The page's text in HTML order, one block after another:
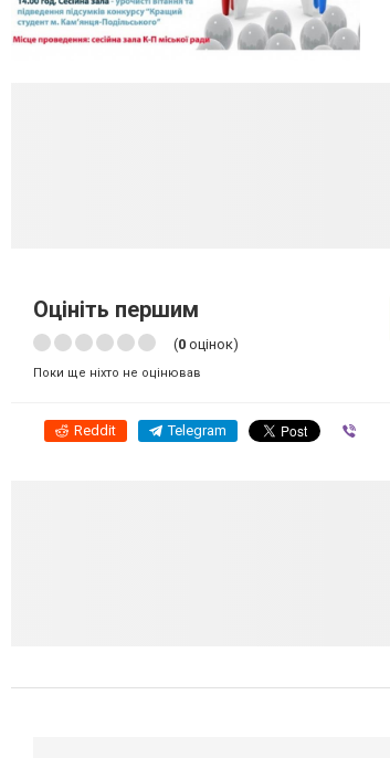
Оцініть першим
(0 оцінок)
Поки ще ніхто не оцінював
Reddit Telegram